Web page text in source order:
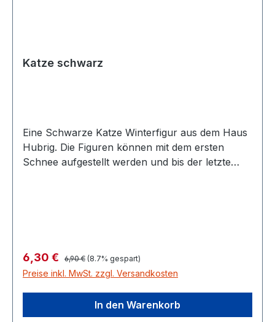
Katze schwarz
Eine Schwarze Katze Winterfigur aus dem Haus
Hubrig. Die Figuren können mit dem ersten
Schnee aufgestellt werden und bis der letzte
Verkaufspreis:
6,30 € Regulärer Preis:
6,90 € (8.7% gespart)
Preise inkl. MwSt. zzgl. Versandkosten
In den Warenkorb